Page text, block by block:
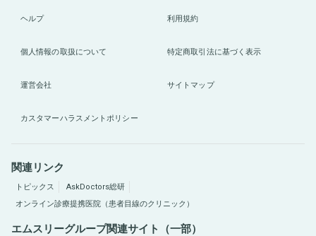
ヘルプ 利用規約
個人情報の取扱について 特定商取引法に基づく表示
運営会社 サイトマップ
カスタマーハラスメントポリシー
関連リンク
トピックス
AskDoctors総研
オンライン診療提携医院（患者目線のクリニック）
エムスリーグループ関連サイト（一部）